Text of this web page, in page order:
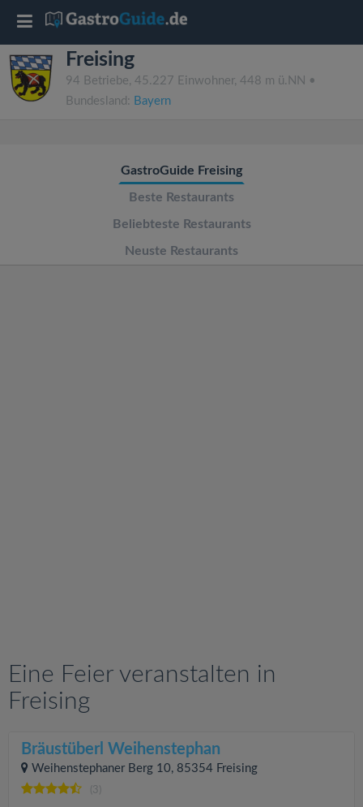
Freising
94 Betriebe, 45.227 Einwohner, 448 m ü.NN •
Bundesland: Bayern
GastroGuide Freising
Beste Restaurants
Beliebteste Restaurants
Neuste Restaurants
Eine Feier veranstalten in
Freising
Bräustüberl Weihenstephan
Weihenstephaner Berg 10, 85354 Freising
(3)
T
o